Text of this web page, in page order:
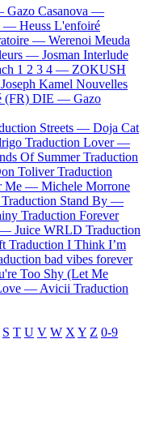
Gazo Casanova —
— Heuss L'enfoiré
— Werenoi Meuda
— Josman Interlude
1 2 3 4 — ZOKUSH
Joseph Kamel Nouvelles
(FR) DIE — Gazo
Streets — Doja Cat
Traduction Lover —
Of Summer Traduction
Toliver Traduction
Me — Michele Morrone
Traduction Stand By —
Traduction Forever
— Juice WRLD Traduction
Traduction I Think I’m
bad vibes forever
Too Shy (Let Me
— Avicii Traduction
S T U V W X Y Z 0-9